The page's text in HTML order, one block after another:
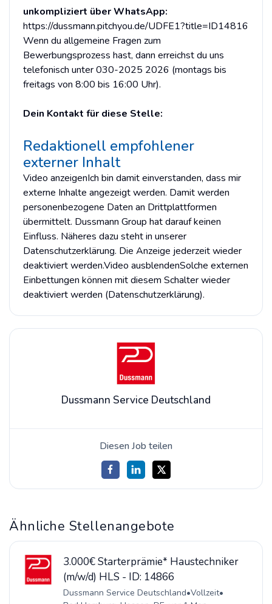
unkompliziert über WhatsApp:
https://dussmann.pitchyou.de/UDFE1?title=ID14816
Wenn du allgemeine Fragen zum
Bewerbungsprozess hast, dann erreichst du uns
telefonisch unter 030-2025 2026 (montags bis
freitags von 8:00 bis 16:00 Uhr).
Dein Kontakt für diese Stelle:
Redaktionell empfohlener
externer Inhalt
Video anzeigenIch bin damit einverstanden, dass mir
externe Inhalte angezeigt werden. Damit werden
personenbezogene Daten an Drittplattformen
übermittelt. Dussmann Group hat darauf keinen
Einfluss. Näheres dazu steht in unserer
Datenschutzerklärung. Die Anzeige jederzeit wieder
deaktiviert werden.Video ausblendenSolche externen
Einbettungen können mit diesem Schalter wieder
deaktiviert werden (Datenschutzerklärung).
Dussmann Service Deutschland
Diesen Job teilen
Ähnliche Stellenangebote
3.000€ Starterprämie* Haustechniker
(m/w/d) HLS - ID: 14866
Dussmann Service Deutschland•Vollzeit•